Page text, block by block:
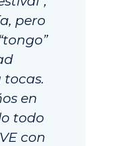
pero
tocas.
en
todo
con